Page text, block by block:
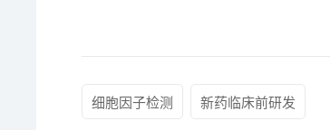
细胞因子检测 新药临床前研发